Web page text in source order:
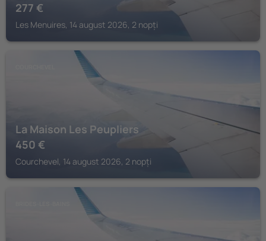
277 €
Les Menuires, 14 august 2026, 2 nopți
La Maison Les Peupliers
450 €
Courchevel, 14 august 2026, 2 nopți